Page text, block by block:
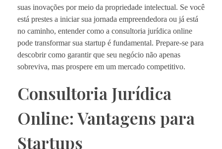
suas inovações por meio da propriedade intelectual. Se você
está prestes a iniciar sua jornada empreendedora ou já está
no caminho, entender como a consultoria jurídica online
pode transformar sua startup é fundamental. Prepare-se para
descobrir como garantir que seu negócio não apenas
sobreviva, mas prospere em um mercado competitivo.
Consultoria Jurídica
Online: Vantagens para
Startups